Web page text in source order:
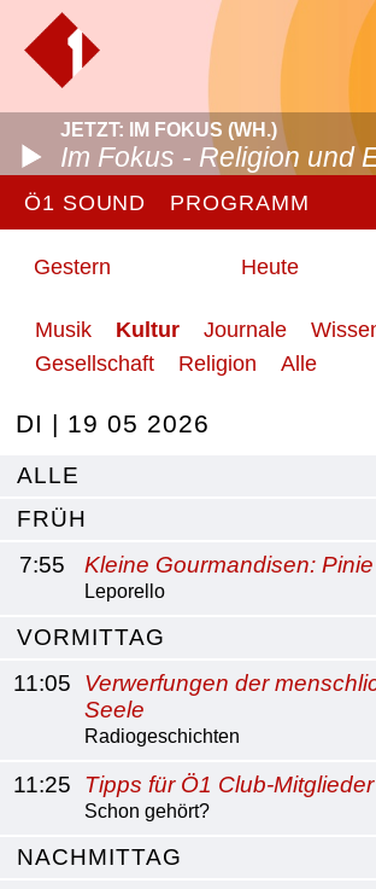
JETZT: IM FOKUS (WH.)
Im Fokus - Religion und
Ö1 SOUND PROGRAMM
Gestern Heute
Musik Kultur Journale
Gesellschaft
Religion Alle
DI | 19 05 2026
ALLE
FRÜH
7:55
Kleine Gourmandisen: Pinie
Leporello
VORMITTAG
11:05
Verwerfungen der
Seele
Radiogeschichten
11:25 Tipps für Ö1 Club-Mitglieder
Schon gehört?
NACHMITTAG